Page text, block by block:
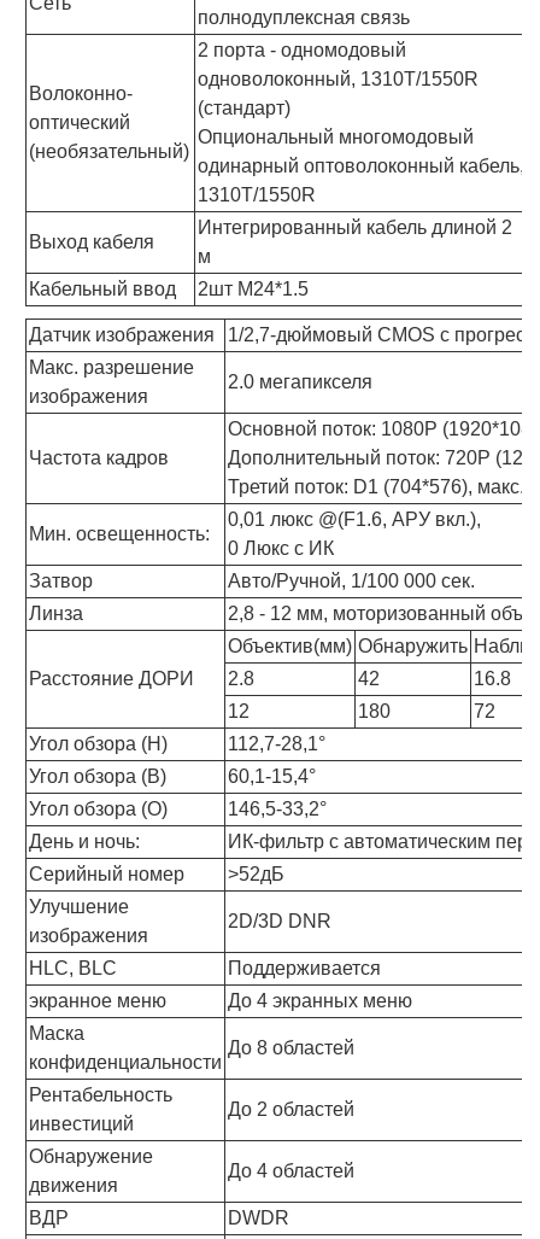
полнодуплексная связь
Волоконно-
оптический
(необязательный)
2 порта - одномодовый
одноволоконный, 1310T/1550R
(стандарт)
Опциональный многомодовый
одинарный оптоволоконный кабель,
1310T/1550R
Выход кабеля
Интегрированный кабель длиной 2
м
Кабельный ввод
2шт М24*1.5
Датчик изображения
1/2,7-дюймовый CMOS с
Макс. разрешение
изображения
2.0 мегапикселя
Частота кадров
Основной поток: 1080P
Дополнительный поток: 720P
Третий поток: D1 (704*576), макс.
Мин. освещенность:
0,01 люкс @(F1.6, АРУ вкл.),
0 Люкс с ИК
Затвор
Авто/Ручной, 1/100 000 сек.
Линза
2,8 - 12 мм, моторизованный
Расстояние ДОРИ
Объектив(мм) Обнаружить
2.8
42
16.8
12
180
72
Угол обзора (H)
112,7-28,1°
Угол обзора (В)
60,1-15,4°
Угол обзора (О)
146,5-33,2°
День и ночь:
ИК-фильтр с автоматическим
Серийный номер
>52дБ
Улучшение
изображения
2D/3D DNR
HLC, BLC
Поддерживается
экранное меню
До 4 экранных меню
Маска
конфиденциальности
До 8 областей
Рентабельность
инвестиций
До 2 областей
Обнаружение
движения
До 4 областей
ВДР
DWDR